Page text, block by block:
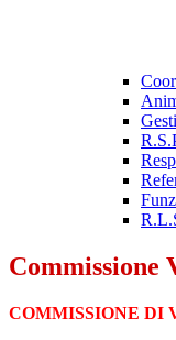
Commissione
COMMISSIONE DI